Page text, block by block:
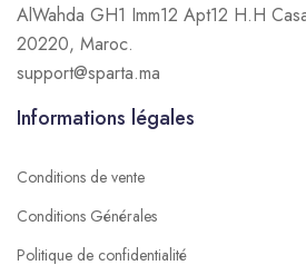
AlWahda GH1 Imm12 Apt12 H.H
20220, Maroc.
support@sparta.ma
Informations légales
Conditions de vente
Conditions Générales
Politique de confidentialité